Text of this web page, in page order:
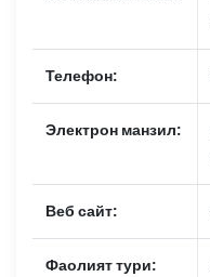
Телефон:
Электрон манзил:
Веб сайт:
Фаолият тури: